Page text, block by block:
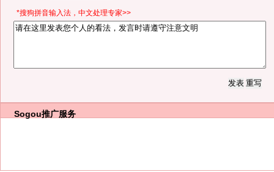
*搜狗拼音输入法，中文处理专家>>
Sogou推广服务